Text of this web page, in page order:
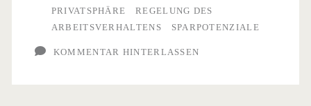
PRIVATSPHÄRE
REGELUNG DES
ARBEITSVERHALTENS
SPARPOTENZIALE
KOMMENTAR HINTERLASSEN